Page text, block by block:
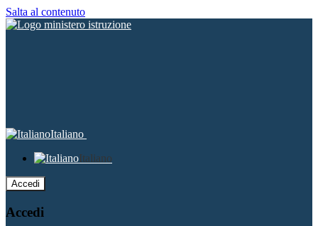
Salta al contenuto
Italiano
Italiano
Accedi
Accedi